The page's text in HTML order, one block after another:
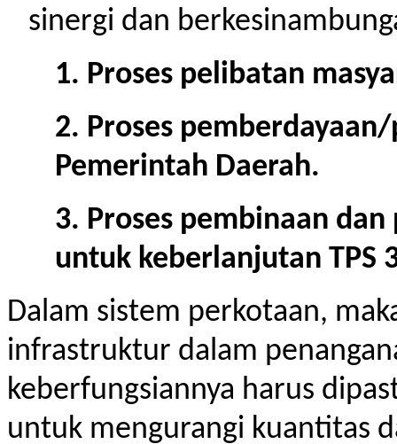
sinergi dan
1. Proses pelibatan
2. Proses
Pemerintah Daerah.
3. Proses pembinaan
untuk keberlanjutan TPS
Dalam sistem perkotaan,
infrastruktur dalam
keberfungsiannya harus
untuk mengurangi kuantitas